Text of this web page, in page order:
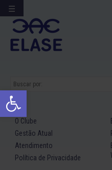
Abrir a barra de
Ir
para
conteúdo
O Clube
Gestão Atual
Atendimento
Política de Privacidade
☰